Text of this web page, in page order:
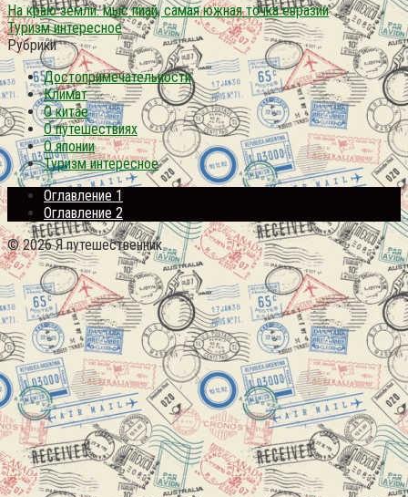
На краю земли. мыс пиай, самая южная точка евразии
Туризм интересное
Рубрики
Достопримечательности
Климат
О китае
О путешествиях
О японии
Туризм интересное
Оглавление 1
Оглавление 2
© 2026 Я путешественник